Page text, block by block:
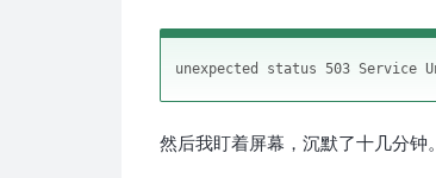
然后我盯着屏幕，沉默了十几分钟。